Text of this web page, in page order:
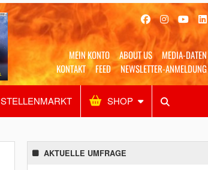
MEIN KONTO ABOUT US
MEDIA-DATEN
KONTAKT
FEED NEWSLETTER-ANMELDUNG
STELLENMARKT SHOP
Alles Shop SUCHEN
AKTUELLE UMFRAGE